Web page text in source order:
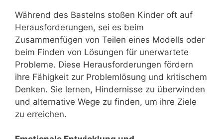
Während des Bastelns stoßen Kinder oft auf
Herausforderungen, sei es beim
Zusammenfügen von Teilen eines Modells oder
beim Finden von Lösungen für unerwartete
Probleme. Diese Herausforderungen fördern
ihre Fähigkeit zur Problemlösung und kritischem
Denken. Sie lernen, Hindernisse zu überwinden
und alternative Wege zu finden, um ihre Ziele
zu erreichen.